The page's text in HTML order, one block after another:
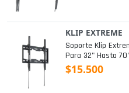
KLIP EXTREME
Soporte Klip
Para 32" Hasta
$15.500